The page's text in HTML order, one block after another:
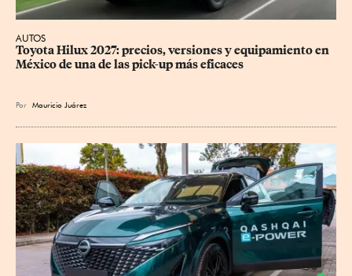
AUTOS
Toyota Hilux 2027: precios, versiones y equipamiento en
México de una de las pick-up más eficaces
Por Mauricio Juárez